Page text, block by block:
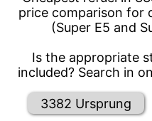
price comparison for
(Super E5 and
Is the appropriate
included? Search in
3382 Ursprung